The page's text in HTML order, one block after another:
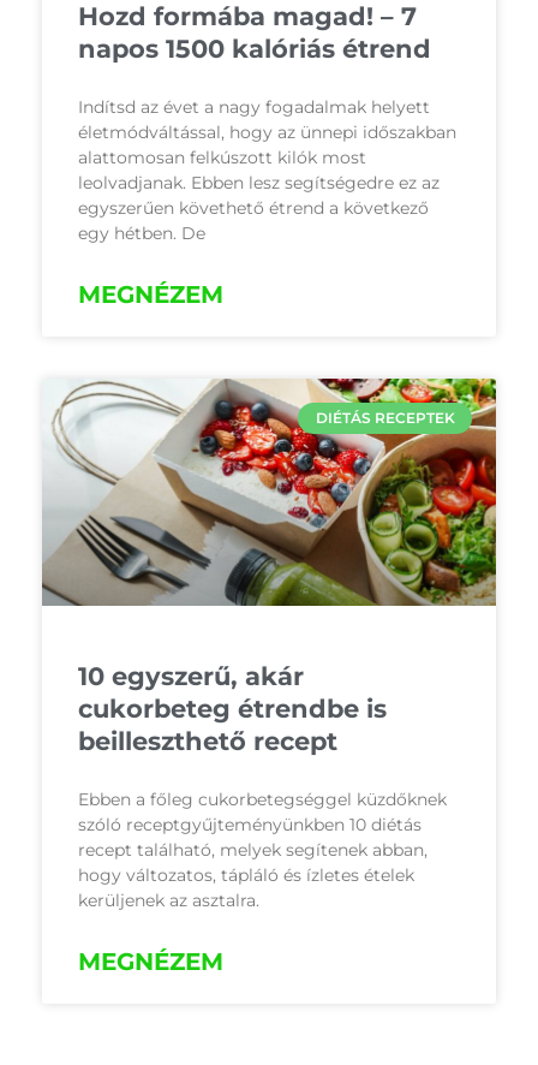
Hozd formába magad! – 7
napos 1500 kalóriás étrend
Indítsd az évet a nagy fogadalmak helyett
életmódváltással, hogy az ünnepi időszakban
alattomosan felkúszott kilók most
leolvadjanak. Ebben lesz segítségedre ez az
egyszerűen követhető étrend a következő
egy hétben. De
MEGNÉZEM
DIÉTÁS RECEPTEK
10 egyszerű, akár
cukorbeteg étrendbe is
beilleszthető recept
Ebben a főleg cukorbetegséggel küzdőknek
szóló receptgyűjteményünkben 10 diétás
recept található, melyek segítenek abban,
hogy változatos, tápláló és ízletes ételek
kerüljenek az asztalra.
MEGNÉZEM